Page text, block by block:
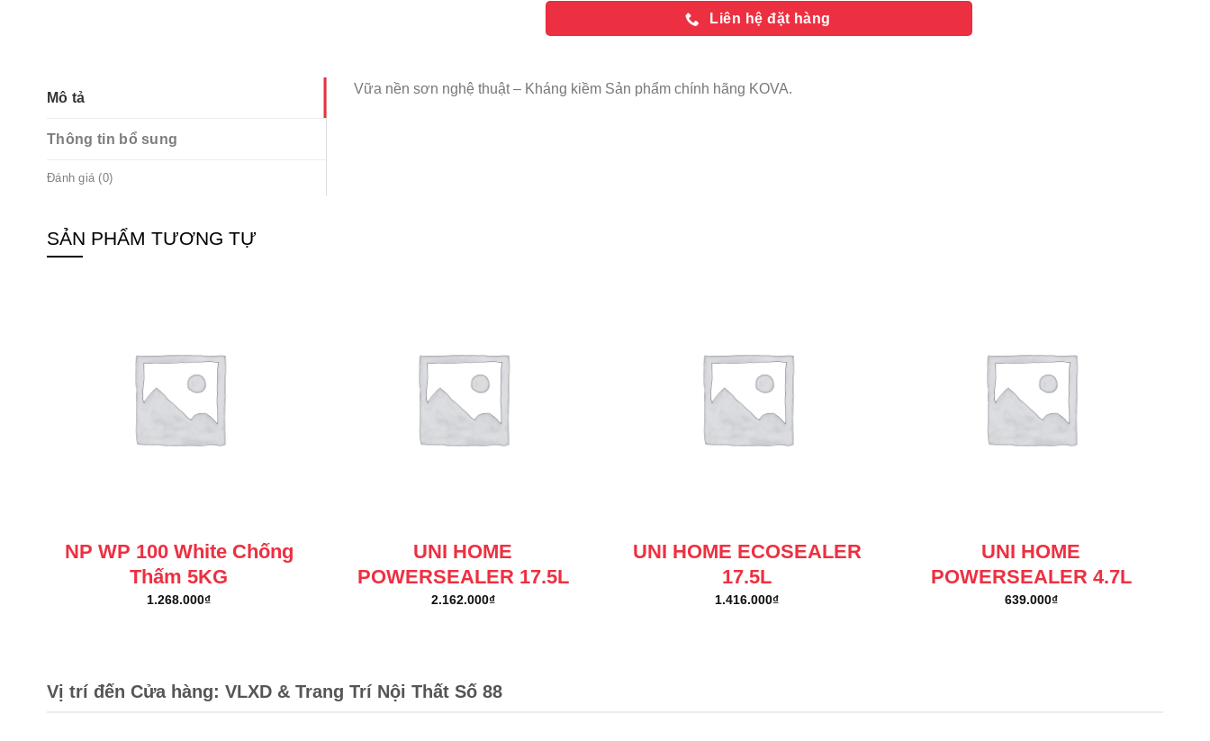
Liên hệ đặt hàng
Mô tả
Thông tin bổ sung
Đánh giá (0)
Vữa nền sơn nghệ thuật – Kháng kiềm Sản phẩm chính hãng KOVA.
SẢN PHẨM TƯƠNG TỰ
NP WP 100 White Chống
Thấm 5KG
1.268.000₫
UNI HOME
POWERSEALER 17.5L
2.162.000₫
UNI HOME ECOSEALER
17.5L
1.416.000₫
UNI HOME
POWERSEALER 4.7L
639.000₫
Vị trí đến Cửa hàng: VLXD & Trang Trí Nội Thất Số 88